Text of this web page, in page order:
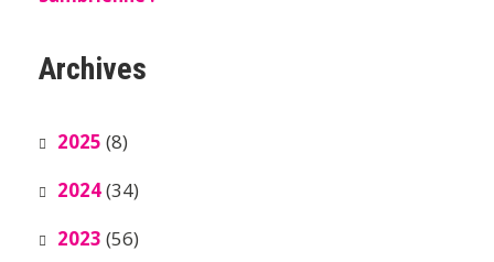
Archives
2025 (8)
2024(34)
2023 (56)